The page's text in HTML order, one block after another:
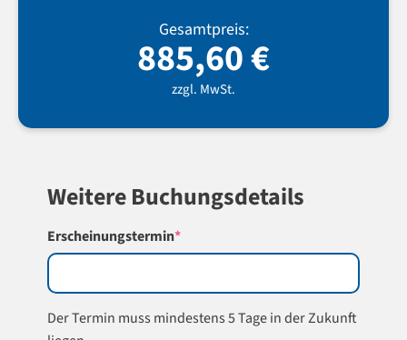
Gesamtpreis:
885,60€
zzgl. MwSt.
Weitere Buchungsdetails
Erscheinungstermin*(required)
Der Termin muss mindestens 5 Tage in der Zukunft